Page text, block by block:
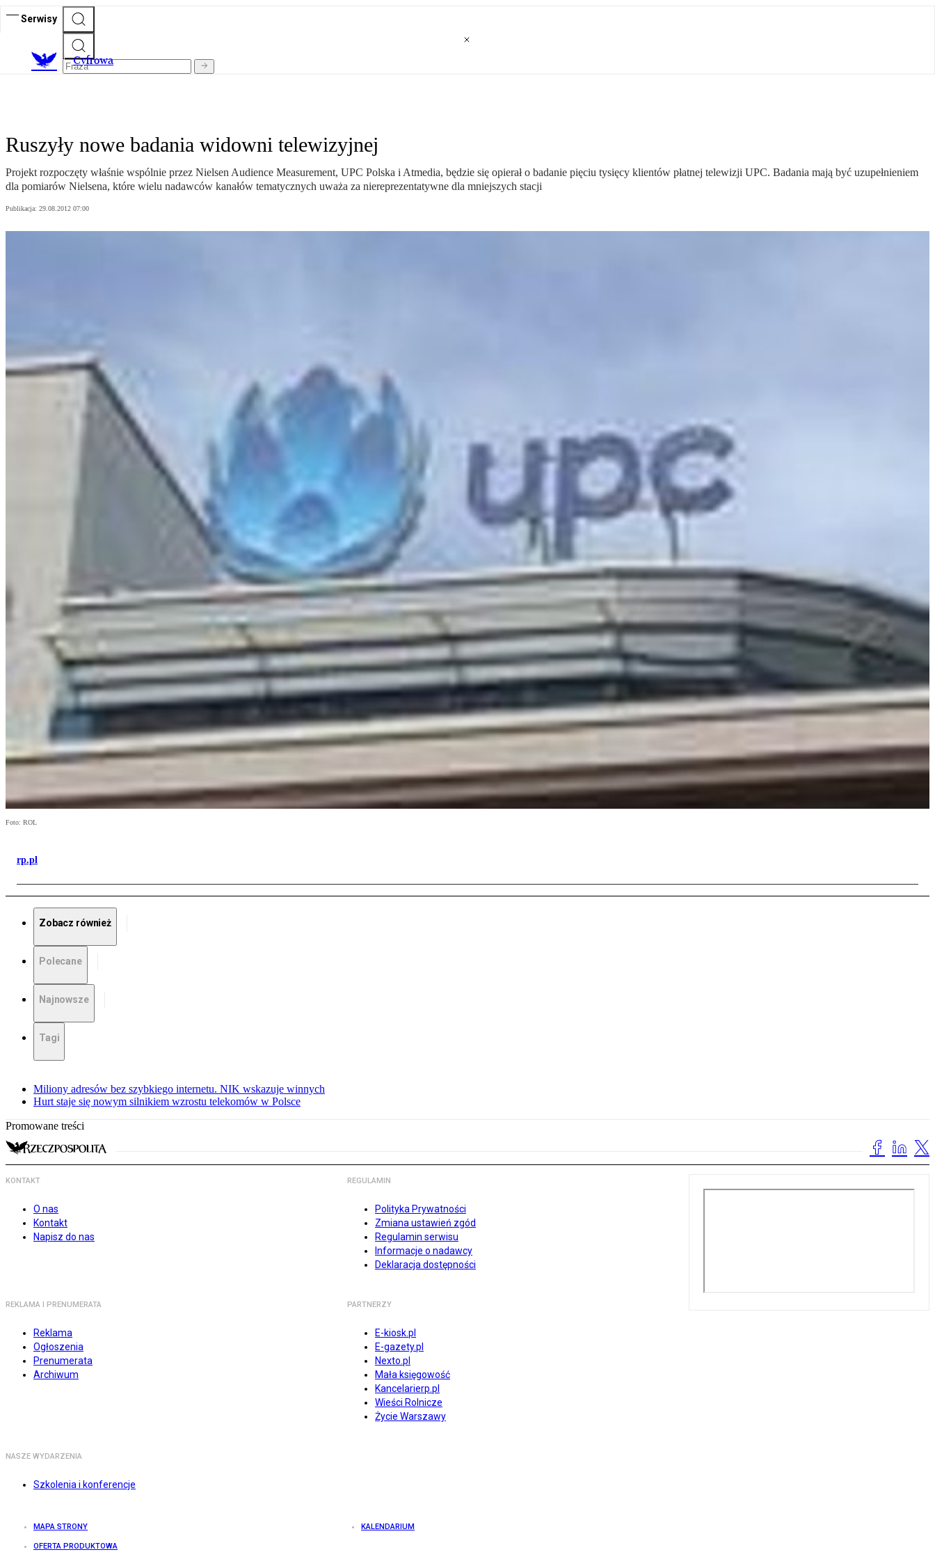
Serwisy
Cyfrowa
Ruszyły nowe badania widowni telewizyjnej
Projekt rozpoczęty właśnie wspólnie przez Nielsen Audience Measurement, UPC Polska i Atmedia, będzie się opierał o badanie pięciu tysięcy klientów płatnej telewizji UPC. Badania mają być uzupełnieniem
dla pomiarów Nielsena, które wielu nadawców kanałów tematycznych uważa za niereprezentatywne dla mniejszych stacji
Publikacja: 29.08.2012 07:00
Foto: ROL
rp.pl
Zobacz również
Polecane
Najnowsze
Tagi
Miliony adresów bez szybkiego internetu. NIK wskazuje winnych
Hurt staje się nowym silnikiem wzrostu telekomów w Polsce
Promowane treści
KONTAKT
O nas
Kontakt
Napisz do nas
REGULAMIN
Polityka Prywatności
Zmiana ustawień zgód
Regulamin serwisu
Informacje o nadawcy
Deklaracja dostępności
REKLAMA I PRENUMERATA
Reklama
Ogłoszenia
Prenumerata
Archiwum
PARTNERZY
E-kiosk.pl
E-gazety.pl
Nexto.pl
Mała księgowość
Kancelarierp.pl
Wieści Rolnicze
Życie Warszawy
NASZE WYDARZENIA
Szkolenia i konferencje
MAPA STRONY KALENDARIUM
OFERTA PRODUKTOWA